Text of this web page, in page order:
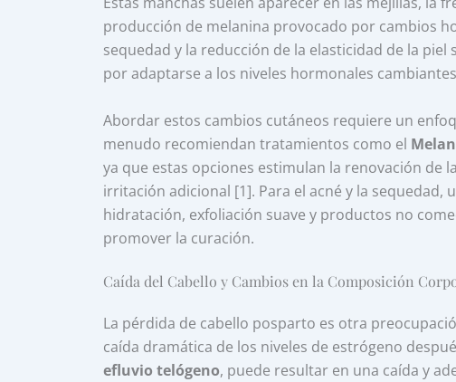
producción de melanina provocado por cambios
sequedad y la reducción de la elasticidad de la
por adaptarse a los niveles hormonales
Abordar estos cambios cutáneos requiere un
menudo recomiendan tratamientos como el
ya que estas opciones estimulan la renovación de
irritación adicional [1]. Para el acné y la
hidratación, exfoliación suave y productos no
promover la curación.
Caída del Cabello y Cambios en la Composición
La pérdida de cabello posparto es otra
caída dramática de los niveles de estrógeno
efluvio telógeno, puede resultar en una caída y